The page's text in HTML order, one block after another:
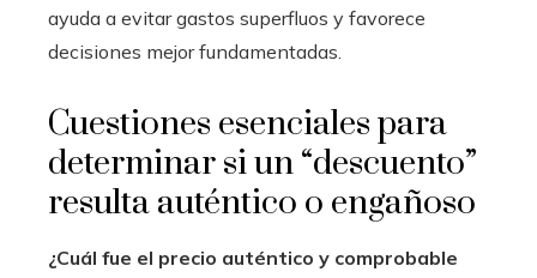
ayuda a evitar gastos superfluos y favorece
decisiones mejor fundamentadas.
Cuestiones esenciales para
determinar si un “descuento”
resulta auténtico o engañoso
¿Cuál fue el precio auténtico y comprobable